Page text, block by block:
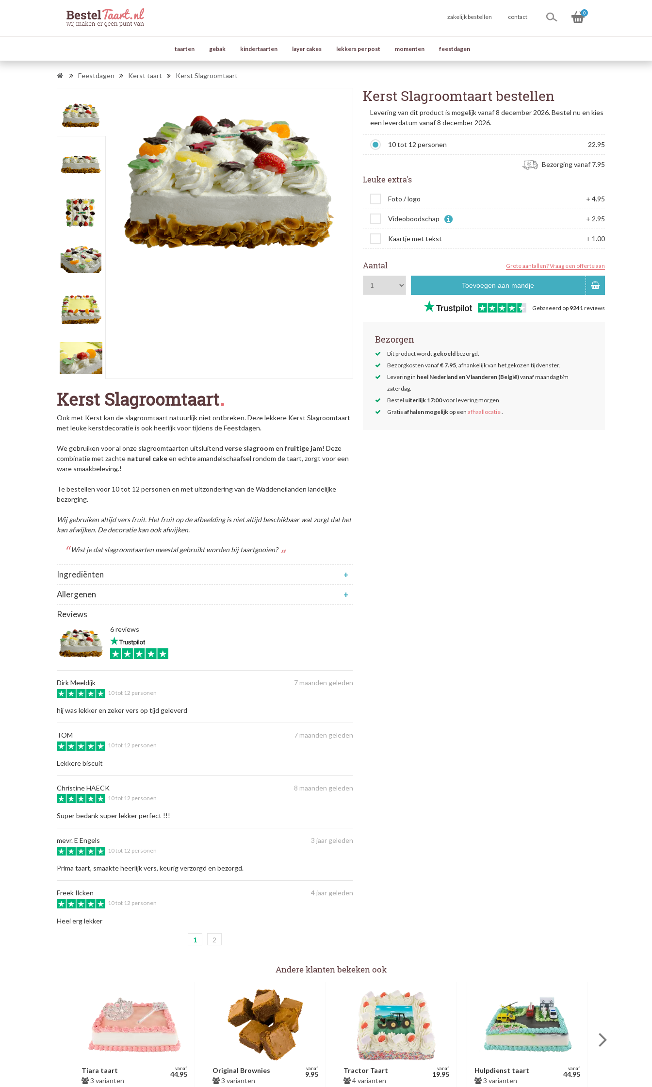
zakelijk bestellen contact
0
taarten gebak kindertaarten layer cakes lekkers per post momenten feestdagen
Feestdagen Kerst taart Kerst Slagroomtaart
Kerst Slagroomtaart bestellen
Levering van dit product is mogelijk vanaf 8 december 2026. Bestel nu en kies
een leverdatum vanaf 8 december 2026.
10 tot 12 personen 22.95
Bezorging vanaf 7.95
Leuke extra's
Foto / logo + 4.95
Videoboodschap + 2.95
Kaartje met tekst + 1.00
Aantal Grote aantallen? Vraag een offerte aan
Toevoegen aan mandje
Gebaseerd op 9241reviews
Bezorgen
Dit product wordtgekoeldbezorgd.
Bezorgkosten vanaf€ 7.95, afhankelijk van het gekozen tijdvenster.
Levering in heel Nederland en Vlaanderen (België)vanaf maandag t/m
zaterdag.
Bestel uiterlijk 17:00voor levering morgen.
Gratis afhalen mogelijkop een afhaallocatie.
Kerst Slagroomtaart
Ook met Kerst kan de slagroomtaart natuurlijk niet ontbreken. Deze lekkere Kerst Slagroomtaart
met leuke kerstdecoratie is ook heerlijk voor tijdens de Feestdagen.
We gebruiken voor al onze slagroomtaarten uitsluitend verse slagroomen fruitige jam! Deze
combinatie met zachte naturel cakeen echte amandelschaafsel rondom de taart, zorgt voor een
ware smaakbeleving.!
Te bestellen voor 10 tot 12 personen en met uitzondering van de Waddeneilanden landelijke
bezorging.
Wij gebruiken altijd vers fruit. Het fruit op de afbeelding is niet altijd beschikbaar wat zorgt dat het
kan afwijken. De decoratie kan ook afwijken.
Ingrediënten
+
Allergenen
+
Wist je dat slagroomtaarten meestal gebruikt worden bij taartgooien?
Reviews
6 reviews
Dirk Meeldijk 7 maanden geleden
10 tot 12 personen
hij was lekker en zeker vers op tijd geleverd
TOM 7 maanden geleden
10 tot 12 personen
Lekkere biscuit
Christine HAECK 8 maanden geleden
10 tot 12 personen
Super bedank super lekker perfect !!!
mevr. E Engels 3 jaar geleden
10 tot 12 personen
Prima taart, smaakte heerlijk vers, keurig verzorgd en bezorgd.
Freek Ilcken 4 jaar geleden
10 tot 12 personen
Heei erg lekker
1 2
Andere klanten bekeken ook
Tiara taart
3 varianten
vanaf
44.95
Original Brownies
3 varianten
vanaf
9.95
Tractor Taart
4 varianten
vanaf
19.95
Hulpdienst taart
3 varianten
vanaf
44.95